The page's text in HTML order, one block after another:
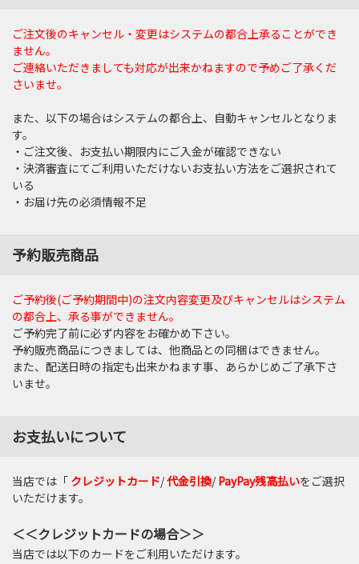
ご注文後のキャンセル・変更はシステムの都合上承ることができ
ません。
ご連絡いただきましても対応が出来かねますので予めご了承くだ
さいませ。
また、以下の場合はシステムの都合上、自動キャンセルとなりま
す。
・ご注文後、お支払い期限内にご入金が確認できない
・決済審査にてご利用いただけないお支払い方法をご選択されて
いる
・お届け先の必須情報不足
予約販売商品
ご予約後(ご予約期間中)の注文内容変更及びキャンセルはシステム
の都合上、承る事ができません。
ご予約完了前に必ず内容をお確かめ下さい。
予約販売商品につきましては、他商品との同梱はできません。
また、配送日時の指定も出来かねます事、あらかじめご了承下さ
いませ。
お支払いについて
当店では「 クレジットカード/代金引換/PayPay残高払いをご選択
いただけます。
＜＜クレジットカードの場合＞＞
当店では以下のカードをご利用いただけます。